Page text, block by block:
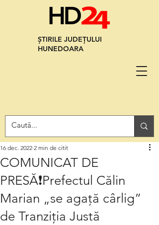
ȘTIRILE JUDEȚULUI
HUNEDOARA
COMUNICAT DE
PRESĂ❗️Prefectul Călin
Marian „se agață cârlig”
de Tranziția Justă
16 dec. 2022 2 min de citit